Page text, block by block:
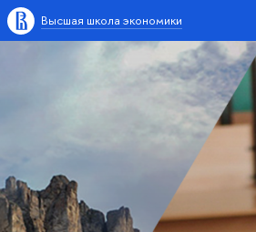
Высшая школа экономики